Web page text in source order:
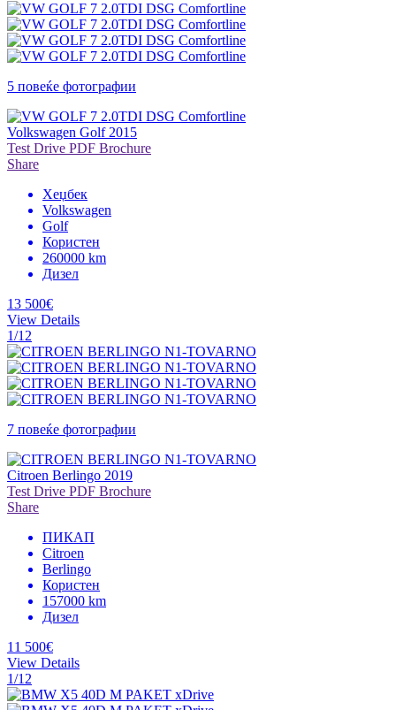
5 повеќе фотографии
Volkswagen Golf 2015
Test Drive PDF Brochure
Share
Хеџбек
Volkswagen
Golf
Користен
260000 km
Дизел
13 500€
View Details
1/12
7 повеќе фотографии
Citroen Berlingo 2019
Test Drive PDF Brochure
Share
ПИКАП
Citroen
Berlingo
Користен
157000 km
Дизел
11 500€
View Details
1/12